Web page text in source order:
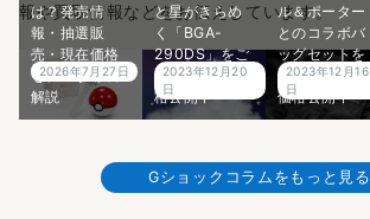
報や買取情報などをお伝えしています。
は？発売情
報・抽選販
売・現在価格
をプロが徹底
解説
2026年7月27日
と星がきらめ
く「BGA-
290DS」をご
紹介！買取価
格公開中
2023年12月20
日
ル＆ポーター
とのコラボバ
ッグセットを
ご紹介！買取
価格公開中
2023年12月16
日
Gショックコラムをもっと見る